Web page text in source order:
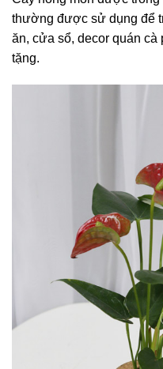
thường được sử dụng để
ăn, cửa sổ, decor quán
tặng.